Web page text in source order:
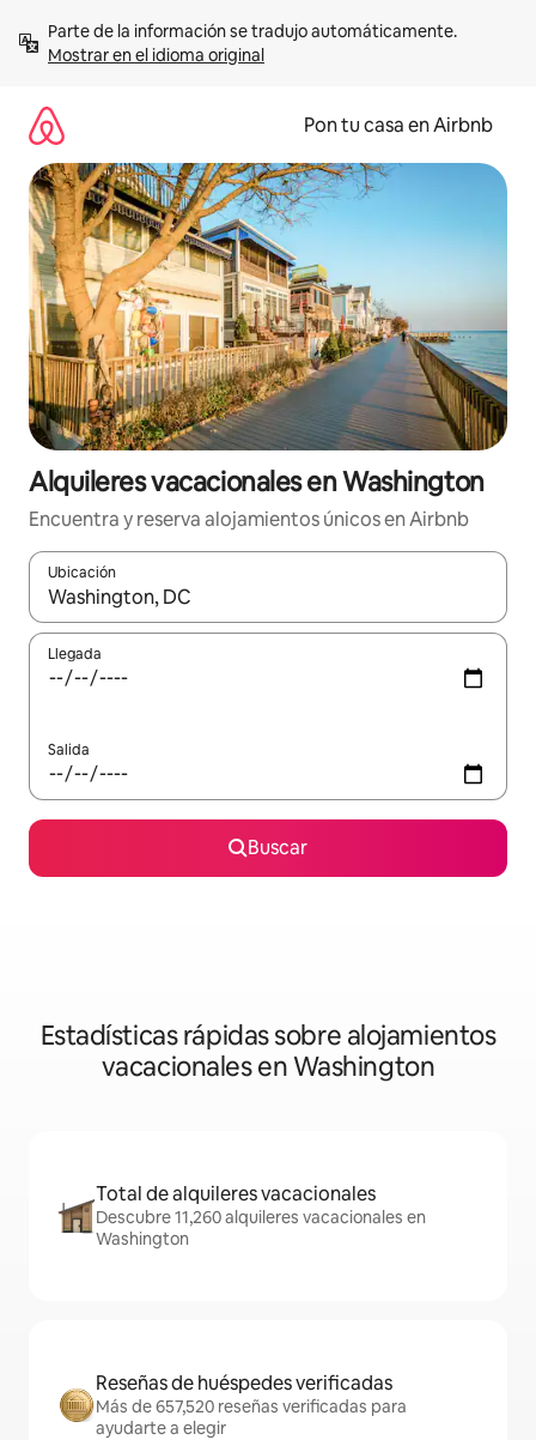
contenidoMostrar en el idioma original
Pon tu casa en Airbnb
Alquileres vacacionales en Washington
Encuentra y reserva alojamientos únicos en Airbnb
Ubicación
Cuando los resultados estén disponibles, navega con las
Llegada
Salida
Buscar
Estadísticas rápidas sobre alojamientos
vacacionales en Washington
Total de alquileres vacacionales
Descubre 11,260 alquileres vacacionales en
Washington
Reseñas de huéspedes verificadas
Más de 657,520 reseñas verificadas para
ayudarte a elegir